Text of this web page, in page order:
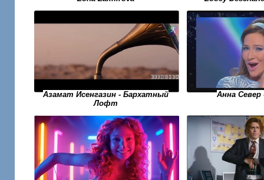
Азамат Исенгазин - Бархатный
Лофт
Анна Север